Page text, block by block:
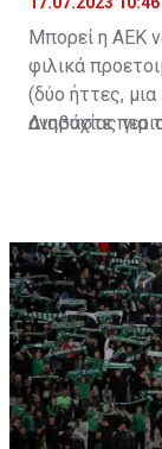
Μπορεί η ΑΕΚ
φιλικά
(δύο ήττες,
ανησυχίας για
Διαβάστε